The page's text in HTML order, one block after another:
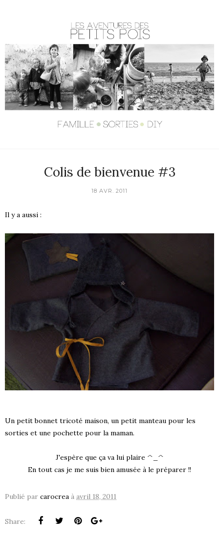
Colis de bienvenue #3
18 AVR. 2011
Il y a aussi :
Un petit bonnet tricoté maison, un petit manteau pour les
sorties et une pochette pour la maman.
J'espère que ça va lui plaire ^_^
En tout cas je me suis bien amusée à le préparer !!
Publié par carocrea à avril 18, 2011
Share: